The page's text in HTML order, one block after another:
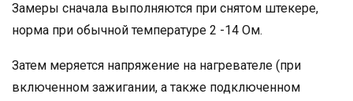
Замеры сначала выполняются при снятом штекере,
норма при обычной температуре 2 -14 Ом.
Затем меряется напряжение на нагревателе (при
включенном зажигании, а также подключенном